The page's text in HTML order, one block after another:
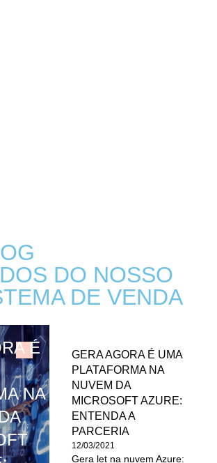
DO NOSSO
DE VENDA
É
NA
GERA AGORA É UMA
PLATAFORMA NA
NUVEM DA
MICROSOFT AZURE:
ENTENDA A
PARCERIA
12/03/2021
Gera let na nuvem Azure: